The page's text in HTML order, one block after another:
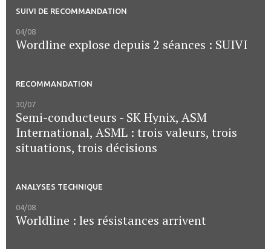
SUIVI DE RECOMMANDATION
04/08
Wordline explose depuis 2 séances : SUIVI
RECOMMANDATION
30/07
Semi-conducteurs - SK Hynix, ASM
International, ASML : trois valeurs, trois
situations, trois décisions
ANALYSES TECHNIQUE
04/08
Worldline : les résistances arrivent